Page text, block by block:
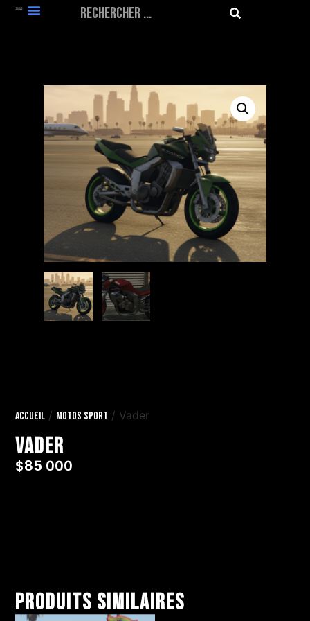
Accueil / Motos Sport / Vader
Vader
$85 000
Produits similaires